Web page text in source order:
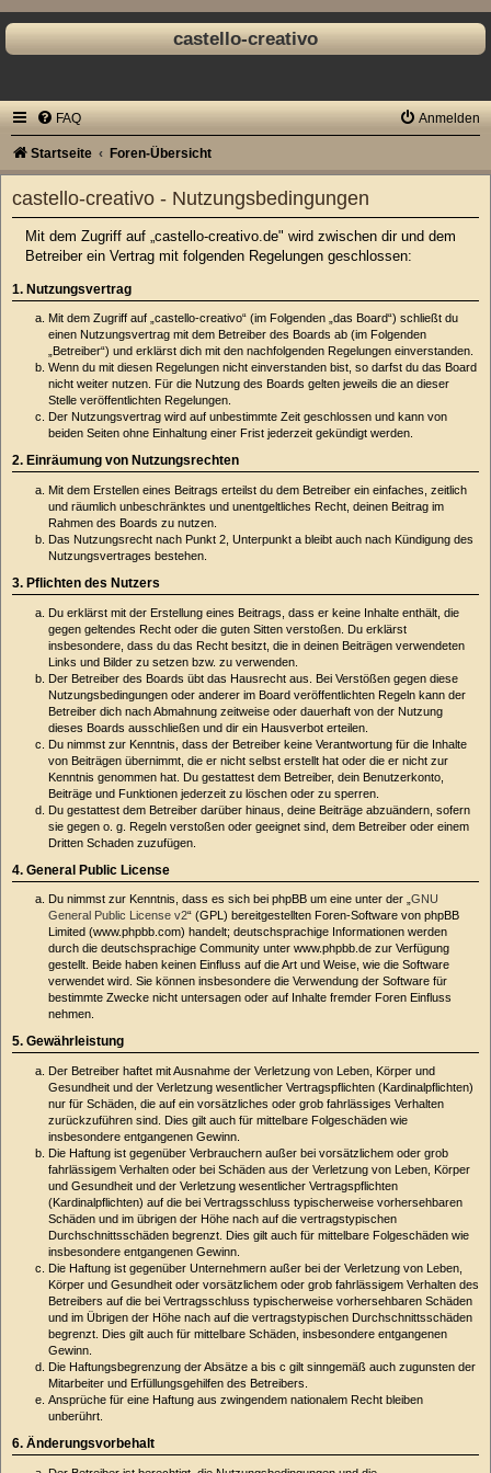
castello-creativo
FAQ Anmelden
Startseite Foren-Übersicht
castello-creativo - Nutzungsbedingungen
Mit dem Zugriff auf „castello-creativo.de" wird zwischen dir und dem
Betreiber ein Vertrag mit folgenden Regelungen geschlossen:
1. Nutzungsvertrag
Mit dem Zugriff auf „castello-creativo“ (im Folgenden „das Board“) schließt du
einen Nutzungsvertrag mit dem Betreiber des Boards ab (im Folgenden
„Betreiber“) und erklärst dich mit den nachfolgenden Regelungen einverstanden.
Wenn du mit diesen Regelungen nicht einverstanden bist, so darfst du das Board
nicht weiter nutzen. Für die Nutzung des Boards gelten jeweils die an dieser
Stelle veröffentlichten Regelungen.
Der Nutzungsvertrag wird auf unbestimmte Zeit geschlossen und kann von
beiden Seiten ohne Einhaltung einer Frist jederzeit gekündigt werden.
2. Einräumung von Nutzungsrechten
Mit dem Erstellen eines Beitrags erteilst du dem Betreiber ein einfaches, zeitlich
und räumlich unbeschränktes und unentgeltliches Recht, deinen Beitrag im
Rahmen des Boards zu nutzen.
Das Nutzungsrecht nach Punkt 2, Unterpunkt a bleibt auch nach Kündigung des
Nutzungsvertrages bestehen.
3. Pflichten des Nutzers
Du erklärst mit der Erstellung eines Beitrags, dass er keine Inhalte enthält, die
gegen geltendes Recht oder die guten Sitten verstoßen. Du erklärst
insbesondere, dass du das Recht besitzt, die in deinen Beiträgen verwendeten
Links und Bilder zu setzen bzw. zu verwenden.
Der Betreiber des Boards übt das Hausrecht aus. Bei Verstößen gegen diese
Nutzungsbedingungen oder anderer im Board veröffentlichten Regeln kann der
Betreiber dich nach Abmahnung zeitweise oder dauerhaft von der Nutzung
dieses Boards ausschließen und dir ein Hausverbot erteilen.
Du nimmst zur Kenntnis, dass der Betreiber keine Verantwortung für die Inhalte
von Beiträgen übernimmt, die er nicht selbst erstellt hat oder die er nicht zur
Kenntnis genommen hat. Du gestattest dem Betreiber, dein Benutzerkonto,
Beiträge und Funktionen jederzeit zu löschen oder zu sperren.
Du gestattest dem Betreiber darüber hinaus, deine Beiträge abzuändern, sofern
sie gegen o. g. Regeln verstoßen oder geeignet sind, dem Betreiber oder einem
Dritten Schaden zuzufügen.
4. General Public License
Du nimmst zur Kenntnis, dass es sich bei phpBB um eine unter der „GNU
General Public License v2“ (GPL) bereitgestellten Foren-Software von phpBB
Limited (www.phpbb.com) handelt; deutschsprachige Informationen werden
durch die deutschsprachige Community unter www.phpbb.de zur Verfügung
gestellt. Beide haben keinen Einfluss auf die Art und Weise, wie die Software
verwendet wird. Sie können insbesondere die Verwendung der Software für
bestimmte Zwecke nicht untersagen oder auf Inhalte fremder Foren Einfluss
nehmen.
5. Gewährleistung
Der Betreiber haftet mit Ausnahme der Verletzung von Leben, Körper und
Gesundheit und der Verletzung wesentlicher Vertragspflichten (Kardinalpflichten)
nur für Schäden, die auf ein vorsätzliches oder grob fahrlässiges Verhalten
zurückzuführen sind. Dies gilt auch für mittelbare Folgeschäden wie
insbesondere entgangenen Gewinn.
Die Haftung ist gegenüber Verbrauchern außer bei vorsätzlichem oder grob
fahrlässigem Verhalten oder bei Schäden aus der Verletzung von Leben, Körper
und Gesundheit und der Verletzung wesentlicher Vertragspflichten
(Kardinalpflichten) auf die bei Vertragsschluss typischerweise vorhersehbaren
Schäden und im übrigen der Höhe nach auf die vertragstypischen
Durchschnittsschäden begrenzt. Dies gilt auch für mittelbare Folgeschäden wie
insbesondere entgangenen Gewinn.
Die Haftung ist gegenüber Unternehmern außer bei der Verletzung von Leben,
Körper und Gesundheit oder vorsätzlichem oder grob fahrlässigem Verhalten des
Betreibers auf die bei Vertragsschluss typischerweise vorhersehbaren Schäden
und im Übrigen der Höhe nach auf die vertragstypischen Durchschnittsschäden
begrenzt. Dies gilt auch für mittelbare Schäden, insbesondere entgangenen
Gewinn.
Die Haftungsbegrenzung der Absätze a bis c gilt sinngemäß auch zugunsten der
Mitarbeiter und Erfüllungsgehilfen des Betreibers.
Ansprüche für eine Haftung aus zwingendem nationalem Recht bleiben
unberührt.
6. Änderungsvorbehalt